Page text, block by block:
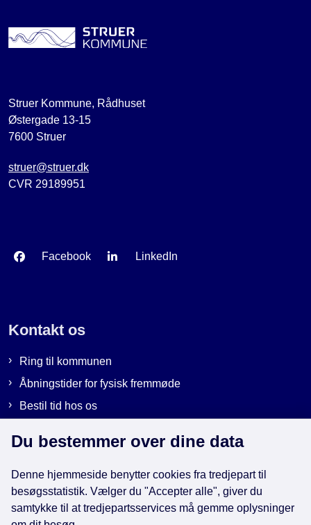
Struer Kommune, Rådhuset
Østergade 13-15
7600 Struer
struer@struer.dk
CVR 29189951
Facebook LinkedIn
Kontakt os
Ring til kommunen
Åbningstider for fysisk fremmøde
Bestil tid hos os
Genveje
Du bestemmer over dine data
Denne hjemmeside benytter cookies fra tredjepart til
besøgsstatistik. Vælger du "Accepter alle", giver du
samtykke til at tredjepartsservices må gemme oplysninger